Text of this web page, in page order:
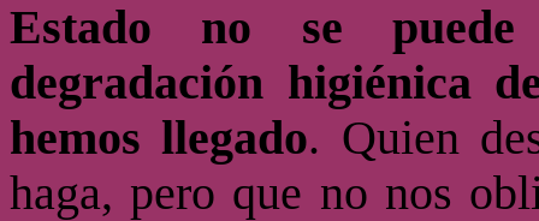
Estado no se
degradación higiénica
hemos llegado. Quien
haga, pero que no nos